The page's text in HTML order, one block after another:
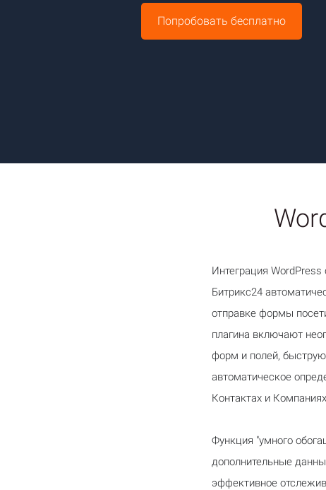
Попробовать бесплатно
Интеграция
Битрикс24
отправке формы
плагина включают
форм и полей,
автоматическое
Контактах и
Функция "умного
дополнительные
эффективное